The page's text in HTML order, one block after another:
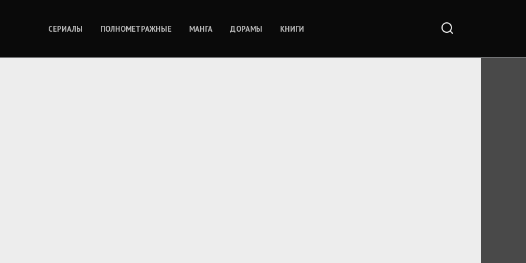
СЕРИАЛЫ ПОЛНОМЕТРАЖНЫЕ МАНГА ДОРАМЫ КНИГИ